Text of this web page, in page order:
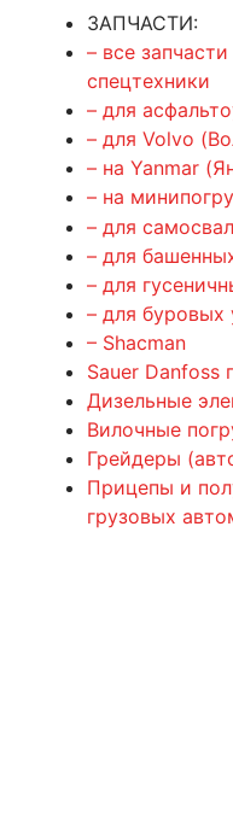
ЗАПЧАСТИ:
– все
спецтехники
– для
– для Volvo
– на Yanmar
– на
– для
– для
– для
– для буровых
– Shacman
Sauer Danfoss
Дизельные
Вилочные
Грейдеры
Прицепы и
грузовых